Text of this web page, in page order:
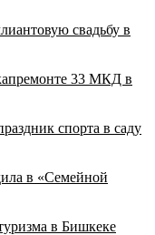
свадьбу в
33 МКД в
спорта в саду
в «Семейной
в Бишкеке